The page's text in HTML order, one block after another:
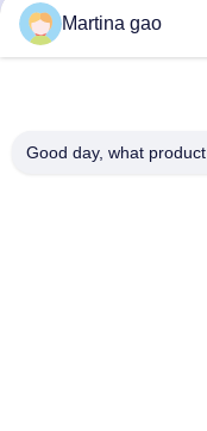
Discuter
Martina gao
Good day, what